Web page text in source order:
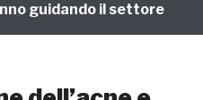
guidando il settore